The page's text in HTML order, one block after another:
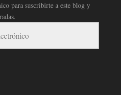
para suscribirte a este blog y